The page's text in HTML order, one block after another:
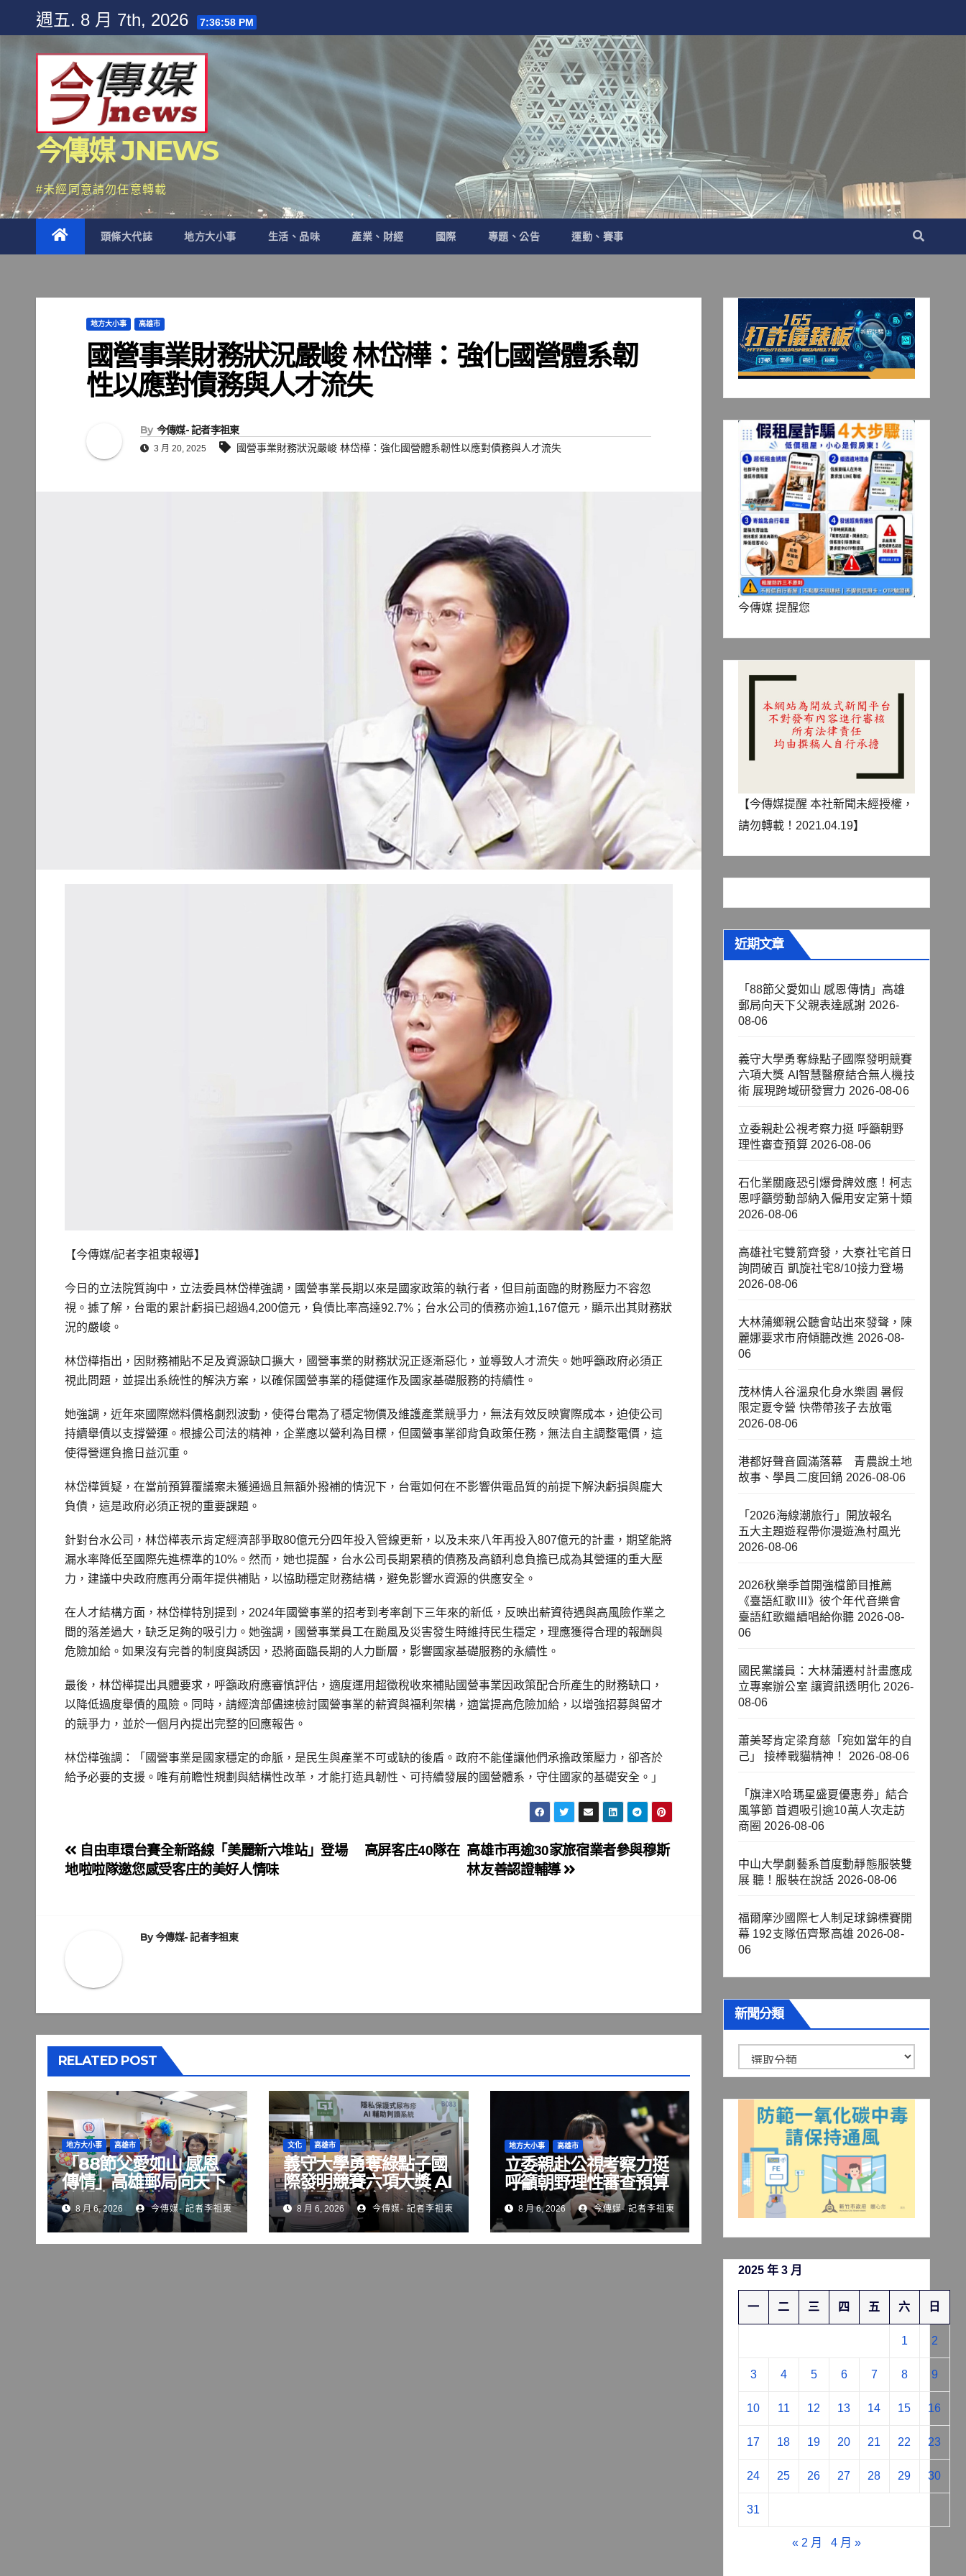
content
週五. 8 月 7th, 2026 7:37:00 PM
今傳媒 JNEWS
#未經同意請勿任意轉載
頭條大代誌 地方大小事 生活、品味 產業、財經 國際 專題、公告 運動、賽事
地方大小事 高雄市
國營事業財務狀況嚴峻 林岱樺：強化國營體系韌
性以應對債務與人才流失
By 今傳媒- 記者李祖東
3 月 20, 2025 國營事業財務狀況嚴峻 林岱樺：強化國營體系韌性以應對債務與人才流失
【今傳媒/記者李祖東報導】
今日的立法院質詢中，立法委員林岱樺強調，國營事業長期以來是國家政策的執行者，但目前面臨的財務壓力不容忽
視。據了解，台電的累計虧損已超過4,200億元，負債比率高達92.7%；台水公司的債務亦逾1,167億元，顯示出其財務狀
況的嚴峻。
林岱樺指出，因財務補貼不足及資源缺口擴大，國營事業的財務狀況正逐漸惡化，並導致人才流失。她呼籲政府必須正
視此問題，並提出系統性的解決方案，以確保國營事業的穩健運作及國家基礎服務的持續性。
她強調，近年來國際燃料價格劇烈波動，使得台電為了穩定物價及維護產業競爭力，無法有效反映實際成本，迫使公司
持續舉債以支撐營運。根據公司法的精神，企業應以營利為目標，但國營事業卻背負政策任務，無法自主調整電價，這
使得營運負擔日益沉重。
林岱樺質疑，在當前預算覆議案未獲通過且無額外撥補的情況下，台電如何在不影響供電品質的前提下解決虧損與龐大
負債，這是政府必須正視的重要課題。
針對台水公司，林岱樺表示肯定經濟部爭取80億元分四年投入管線更新，以及未來八年再投入807億元的計畫，期望能將
漏水率降低至國際先進標準的10%。然而，她也提醒，台水公司長期累積的債務及高額利息負擔已成為其營運的重大壓
力，建議中央政府應再分兩年提供補貼，以協助穩定財務結構，避免影響水資源的供應安全。
在人才結構方面，林岱樺特別提到，2024年國營事業的招考到考率創下三年來的新低，反映出薪資待遇與高風險作業之
間的落差過大，缺乏足夠的吸引力。她強調，國營事業員工在颱風及災害發生時維持民生穩定，理應獲得合理的報酬與
危險加給。如果沒有完善的制度與誘因，恐將面臨長期的人力斷層，影響國家基礎服務的永續性。
最後，林岱樺提出具體要求，呼籲政府應審慎評估，適度運用超徵稅收來補貼國營事業因政策配合所產生的財務缺口，
以降低過度舉債的風險。同時，請經濟部儘速檢討國營事業的薪資與福利架構，適當提高危險加給，以增強招募與留才
的競爭力，並於一個月內提出完整的回應報告。
林岱樺強調：「國營事業是國家穩定的命脈，是民生與產業不可或缺的後盾。政府不能僅讓他們承擔政策壓力，卻吝於
給予必要的支援。唯有前瞻性規劃與結構性改革，才能打造具韌性、可持續發展的國營體系，守住國家的基礎安全。」
文
章
高雄市再逾30家旅宿業者參與穆斯
林友善認證輔導
自由車環台賽全新路線「美麗新六堆站」登場 高屏客庄40隊在
地啦啦隊邀您感受客庄的美好人情味
By今傳媒- 記者李祖東
RELATED POST
地方大小事 高雄市
「88節父愛如山 感恩
傳情」高雄郵局向天下
父親表達感謝
8 月 6, 2026 今傳媒- 記者李祖東
文化 高雄市
義守大學勇奪綠點子國
際發明競賽六項大獎 AI
智慧醫療結合無人機技
術 展現跨域研發實力
8 月 6, 2026 今傳媒- 記者李祖東
地方大小事 高雄市
立委親赴公視考察力挺
呼籲朝野理性審查預算
8 月 6, 2026 今傳媒- 記者李祖東
今傳媒 提醒您
【今傳媒提醒 本社新聞未經授權，
請勿轉載！2021.04.19】
近期文章
「88節父愛如山 感恩傳情」高雄
郵局向天下父親表達感謝 2026-
08-06
義守大學勇奪綠點子國際發明競賽
六項大獎 AI智慧醫療結合無人機技
術 展現跨域研發實力 2026-08-06
立委親赴公視考察力挺 呼籲朝野
理性審查預算 2026-08-06
石化業關廠恐引爆骨牌效應！柯志
恩呼籲勞動部納入僱用安定第十類
2026-08-06
高雄社宅雙箭齊發，大寮社宅首日
詢問破百 凱旋社宅8/10接力登場
2026-08-06
大林蒲鄉親公聽會站出來發聲，陳
麗娜要求市府傾聽改進 2026-08-
06
茂林情人谷溫泉化身水樂園 暑假
限定夏令營 快帶帶孩子去放電
2026-08-06
港都好聲音圓滿落幕 青農說土地
故事、學員二度回鍋 2026-08-06
「2026海線潮旅行」開放報名
五大主題遊程帶你漫遊漁村風光
2026-08-06
2026秋樂季首開強檔節目推薦
《臺語紅歌Ⅲ》彼个年代音樂會
臺語紅歌繼續唱給你聽 2026-08-
06
國民黨議員：大林蒲遷村計畫應成
立專案辦公室 讓資訊透明化 2026-
08-06
蕭美琴肯定梁育慈「宛如當年的自
己」 接棒戰貓精神！
2026-08-06
「旗津X哈瑪星盛夏優惠券」結合
風箏節 首週吸引逾10萬人次走訪
商圈 2026-08-06
中山大學劇藝系首度動靜態服裝雙
展 聽！服裝在說話 2026-08-06
福爾摩沙國際七人制足球錦標賽開
幕 192支隊伍齊聚高雄 2026-08-
06
新聞分類
聞
分
2025 年 3 月
一 二 三 四 五 六 日
1 2
3 4 5 6 7 8 9
10 11 12 13 14 15 16
17 18 19 20 21 22 23
24 25 26 27 28 29 30
31
« 2 月 4 月 »